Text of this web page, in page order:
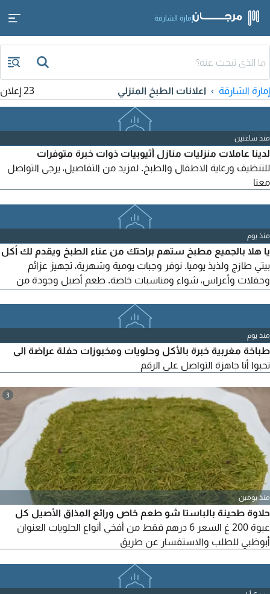
إمارة الشارقة
إمارة الشارقة اعلانات الطبخ المنزلي 23 إعلان
منذ ساعتين
لدينا عاملات منزليات منازل أثيوبيات ذوات خبرة متوفرات
للتنظيف ورعاية الاطفال والطبخ. لمزيد من التفاصيل، يرجى التواصل
معنا
منذ يوم
يا هلا بالجميع مطبخ ستهم براحتك من عناء الطبخ ويقدم لك أكل
بيتي طازج ولذيذ يوميا. نوفر وجبات يومية وشهرية، تجهيز عزائم
وحفلات وأعراس، شواء ومناسبات خاصة. طعم أصيل وجودة من
لوحدك، مع العائلة، أو عندك مناسبة كبيرة، نهتم بكل التفاصيل
ونوصلك الأكل ساخن وفي وقته. جربنا مرة، وتصبح من عملائنا
الدائمين
منذ يوم
طباخة مغربية خبرة بالأكل وحلويات ومخبوزات حفلة عراضة الى
تحبوا أنا جاهزة التواصل على الرقم
3
منذ يومين
حلاوة طحينة بالباستا شو طعم خاص ورائع المذاق الأصيل كل
عبوة 200 غ السعر 6 درهم فقط من أفخي أنواع الحلويات العنوان
أبوظبي للطلب والاستفسار عن طريق